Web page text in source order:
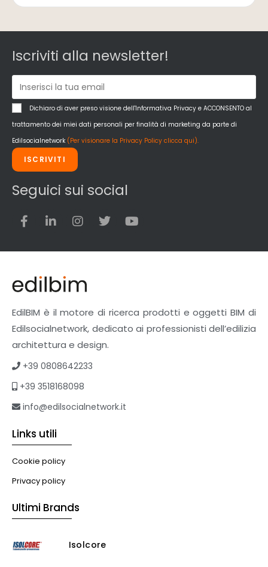
Iscriviti alla newsletter!
Dichiaro di aver preso visione dell'Informativa Privacy e ACCONSENTO al
trattamento dei miei dati personali per finalità di marketing da parte di
Edilsocialnetwork (Per visionare la Privacy Policy clicca qui).
ISCRIVITI
Seguici sui social
EdilBIM è il motore di ricerca prodotti e oggetti BIM di
Edilsocialnetwork, dedicato ai professionisti dell’edilizia
architettura e design.
+39 0808642233
+39 3518168098
info@edilsocialnetwork.it
Links utili
Cookie policy
Privacy policy
Ultimi Brands
Isolcore